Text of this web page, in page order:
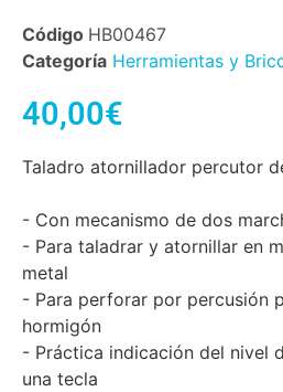
Código HB00467
Categoría Herramientas y
40,00€
Taladro atornillador percutor
- Con mecanismo de dos
- Para taladrar y atornillar en
metal
- Para perforar por percusión
hormigón
- Práctica indicación del nivel
una tecla